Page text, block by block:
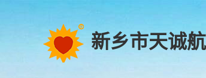
新乡市天诚